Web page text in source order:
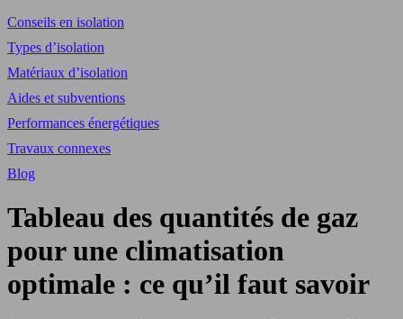
Conseils en isolation
Types d’isolation
Matériaux d’isolation
Aides et subventions
Performances énergétiques
Travaux connexes
Blog
Tableau des quantités de gaz
pour une climatisation
optimale : ce qu’il faut savoir